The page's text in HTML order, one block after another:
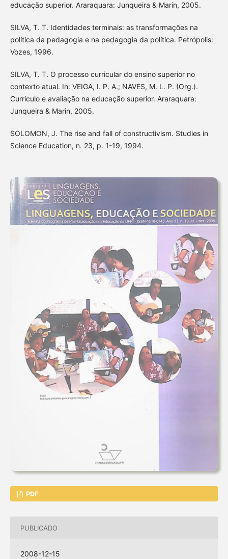
educação superior. Araraquara: Junqueira & Marin, 2005.
SILVA, T. T. Identidades terminais: as transformações na
política da pedagogia e na pedagogia da política. Petrópolis:
Vozes, 1996.
SILVA, T. T. O processo curricular do ensino superior no
contexto atual. In: VEIGA, I. P. A.; NAVES, M. L. P. (Org.).
Currículo e avaliação na educação superior. Araraquara:
Junqueira & Marin, 2005.
SOLOMON, J. The rise and fall of constructivism. Studies in
Science Education, n. 23, p. 1-19, 1994.
PDF
PUBLICADO
2008-12-15